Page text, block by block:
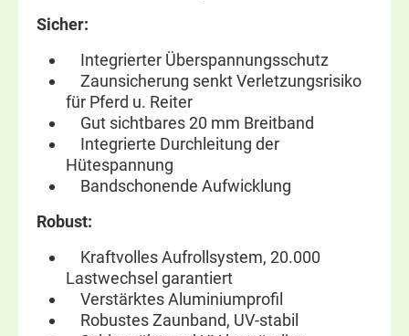
Sicher:
Integrierter Überspannungsschutz
Zaunsicherung senkt Verletzungsrisiko
für Pferd u. Reiter
Gut sichtbares 20 mm Breitband
Integrierte Durchleitung der
Hütespannung
Bandschonende Aufwicklung
Robust:
Kraftvolles Aufrollsystem, 20.000
Lastwechsel garantiert
Verstärktes Aluminiumprofil
Robustes Zaunband, UV-stabil